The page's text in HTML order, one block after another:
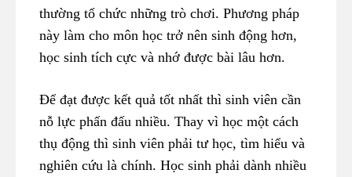
thường tổ chức những trò chơi. Phương pháp
này làm cho môn học trở nên sinh động hơn,
học sinh tích cực và nhớ được bài lâu hơn.
Để đạt được kết quả tốt nhất thì sinh viên cần
nỗ lực phấn đấu nhiều. Thay vì học một cách
thụ động thì sinh viên phải tư học, tìm hiểu và
nghiên cứu là chính. Học sinh phải dành nhiều